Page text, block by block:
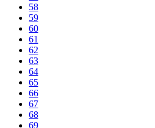
58
59
60
61
62
63
64
65
66
67
68
69